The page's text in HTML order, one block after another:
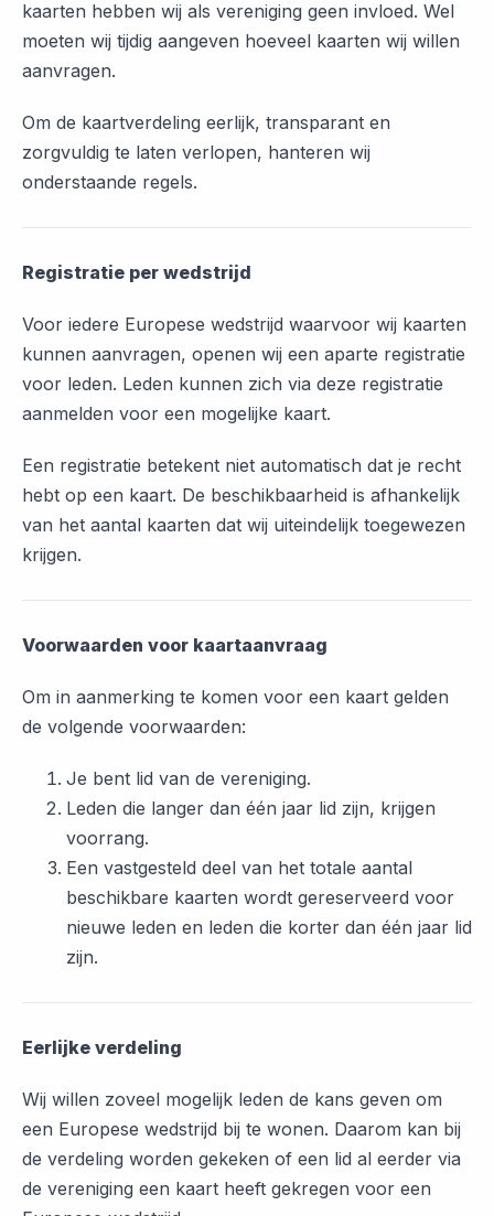
kaarten hebben wij als vereniging geen invloed. Wel
moeten wij tijdig aangeven hoeveel kaarten wij willen
aanvragen.
Om de kaartverdeling eerlijk, transparant en
zorgvuldig te laten verlopen, hanteren wij
onderstaande regels.
Registratie per wedstrijd
Voor iedere Europese wedstrijd waarvoor wij kaarten
kunnen aanvragen, openen wij een aparte registratie
voor leden. Leden kunnen zich via deze registratie
aanmelden voor een mogelijke kaart.
Een registratie betekent niet automatisch dat je recht
hebt op een kaart. De beschikbaarheid is afhankelijk
van het aantal kaarten dat wij uiteindelijk toegewezen
krijgen.
Voorwaarden voor kaartaanvraag
Om in aanmerking te komen voor een kaart gelden
de volgende voorwaarden:
Je bent lid van de vereniging.
Leden die langer dan één jaar lid zijn, krijgen
voorrang.
Een vastgesteld deel van het totale aantal
beschikbare kaarten wordt gereserveerd voor
nieuwe leden en leden die korter dan één jaar lid
zijn.
Eerlijke verdeling
Wij willen zoveel mogelijk leden de kans geven om
een Europese wedstrijd bij te wonen. Daarom kan bij
de verdeling worden gekeken of een lid al eerder via
de vereniging een kaart heeft gekregen voor een